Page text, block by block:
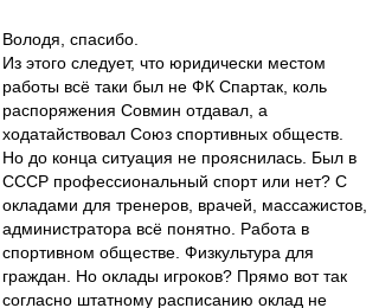
Володя, спасибо.
Из этого следует, что юридически местом
работы всё таки был не ФК Спартак, коль
распоряжения Совмин отдавал, а
ходатайствовал Союз спортивных обществ.
Но до конца ситуация не прояснилась. Был в
СССР профессиональный спорт или нет? С
окладами для тренеров, врачей, массажистов,
администратора всё понятно. Работа в
спортивном обществе. Физкультура для
граждан. Но оклады игроков? Прямо вот так
согласно штатному расписанию оклад не